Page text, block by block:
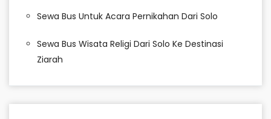
Sewa Bus Untuk Acara Pernikahan Dari Solo
Sewa Bus Wisata Religi Dari Solo Ke Destinasi
Ziarah